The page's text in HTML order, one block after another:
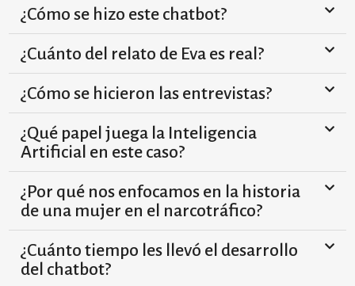
¿Cómo se hizo este chatbot?
¿Cuánto del relato de Eva es real?
¿Cómo se hicieron las entrevistas?
¿Qué papel juega la Inteligencia
Artificial en este caso?
¿Por qué nos enfocamos en la historia
de una mujer en el narcotráfico?
¿Cuánto tiempo les llevó el desarrollo
del chatbot?